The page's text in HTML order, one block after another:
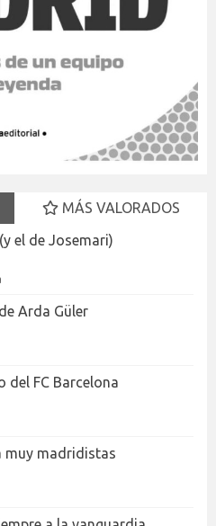
MÁS VALORADOS
el de Josemari)
Arda Güler
del FC Barcelona
muy madridistas